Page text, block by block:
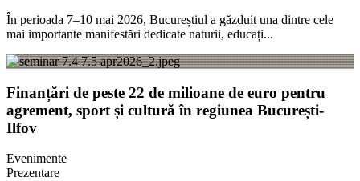
În perioada 7–10 mai 2026, Bucureștiul a găzduit una dintre cele
mai importante manifestări dedicate naturii, educați...
Finanțări de peste 22 de milioane de euro pentru
agrement, sport și cultură în regiunea București-
Ilfov
Evenimente
Prezentare